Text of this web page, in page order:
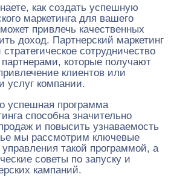
как создать успешную
маркетинга для вашего
привлечь качественных
доход. Партнерский маркетинг
сотрудничество
которые получают
клиентов или
услуг компании.
успешная программа
способна значительно
и повысить узнаваемость
мы рассмотрим ключевые
такой программой, а
советы по запуску и
кампаний.